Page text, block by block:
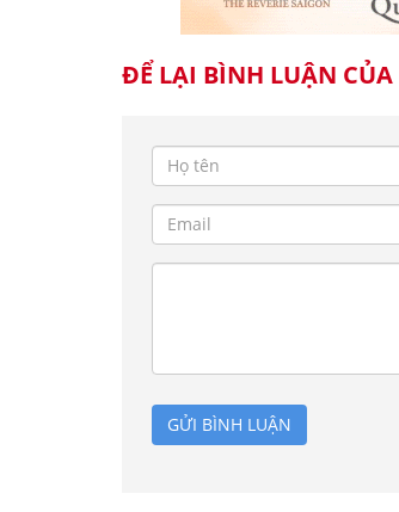
ĐỂ LẠI BÌNH LUẬN CỦA
GỬI BÌNH LUẬN